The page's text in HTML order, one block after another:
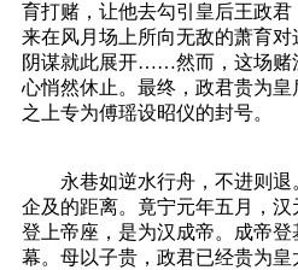
育打赌，让他去勾引皇后王政
来在风月场上所向无敌的萧育
阴谋就此展开……然而，这场赌
心悄然休止。最终，政君贵为
之上专为傅瑶设昭仪的封号。
永巷如逆水行舟，不进则退
企及的距离。竟宁元年五月，
登上帝座，是为汉成帝。成帝
幕。母以子贵，政君已经贵为